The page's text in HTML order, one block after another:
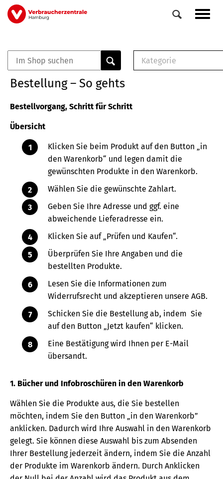
Direkt
zum
Veranstaltungen
0
Elemente
Kategorie
Buch
Bestellung – So gehts
Bestellvorgang, Schritt für Schritt
Übersicht
Klicken Sie beim Produkt auf den Button „in
den Warenkorb“ und legen damit die
gewünschten Produkte in den Warenkorb.
Wählen Sie die gewünschte Zahlart.
Geben Sie Ihre Adresse und ggf. eine
abweichende Lieferadresse ein.
Klicken Sie auf „Prüfen und Kaufen“.
Überprüfen Sie Ihre Angaben und die
bestellten Produkte.
Lesen Sie die Informationen zum
Widerrufsrecht und akzeptieren unsere AGB.
Schicken Sie die Bestellung ab, indem Sie
auf den Button „Jetzt kaufen“ klicken.
Eine Bestätigung wird Ihnen per E-Mail
übersandt.
1. Bücher und Infobroschüren in den Warenkorb
Wählen Sie die Produkte aus, die Sie bestellen
möchten, indem Sie den Button „in den Warenkorb”
anklicken. Dadurch wird Ihre Auswahl in den Warenkorb
gelegt. Sie können diese Auswahl bis zum Absenden
Ihrer Bestellung jederzeit ändern, indem Sie die Anzahl
der Produkte im Warenkorb ändern. Durch Anklicken